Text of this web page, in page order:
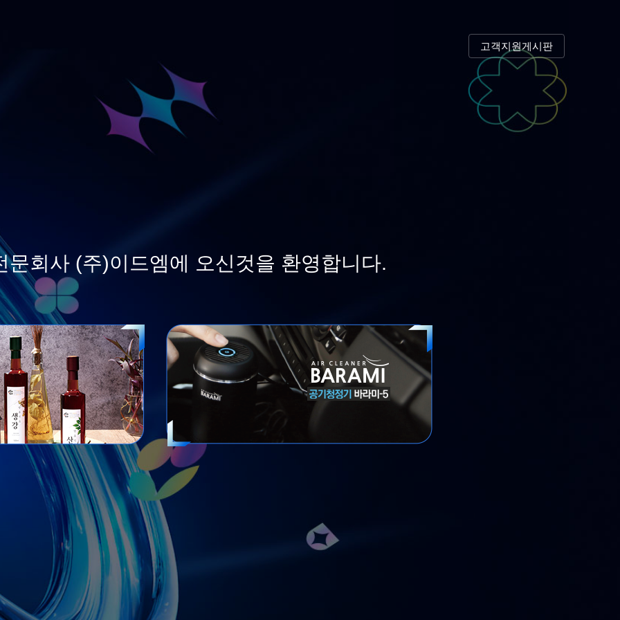
고객지원게시판
문회사 (주)이드엠에 오신것을 환영합니다.